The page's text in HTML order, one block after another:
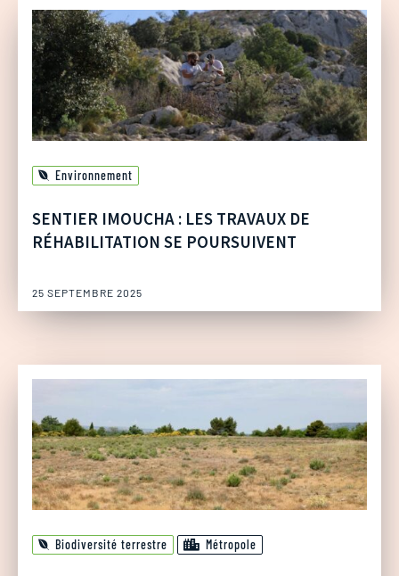
Environnement
SENTIER IMOUCHA : LES TRAVAUX DE
RÉHABILITATION SE POURSUIVENT
25 SEPTEMBRE 2025
Biodiversité terrestre Métropole